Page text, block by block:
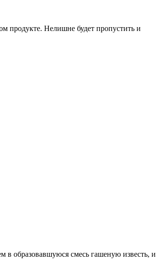
продукте. Нелишне будет пропустить и
в образовавшуюся смесь гашеную известь, и